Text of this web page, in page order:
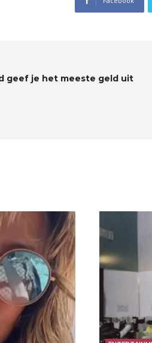
geef je het meeste geld uit